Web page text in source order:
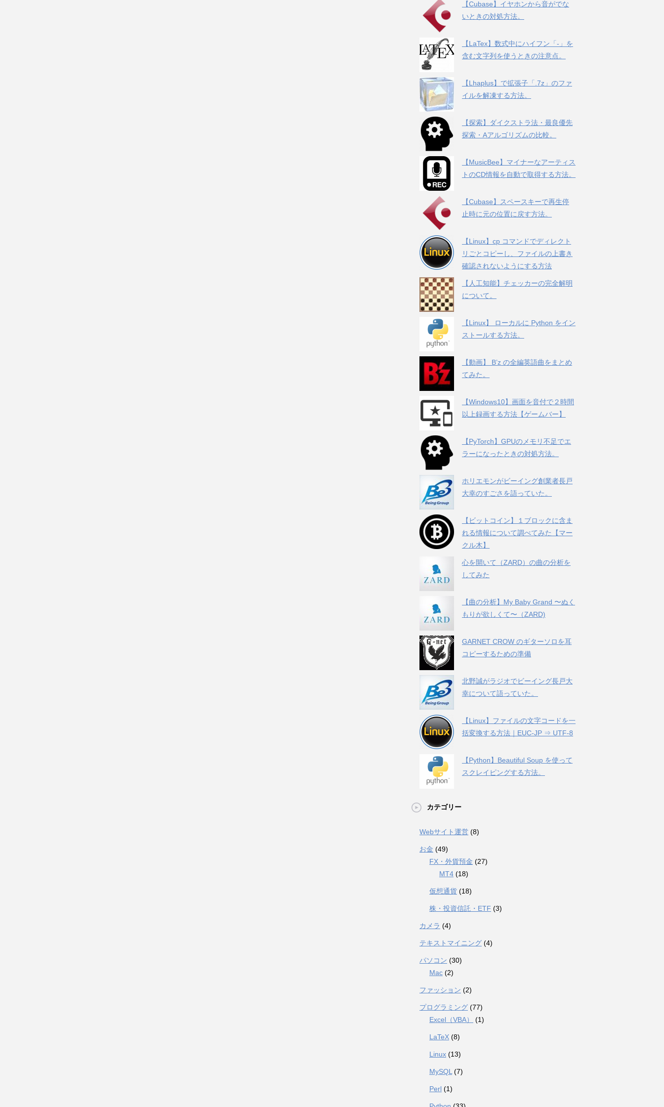
【Cubase】イヤホンから音がでな
いときの対処方法。
【LaTex】数式中にハイフン「-」を
含む文字列を使うときの注意点。
【Lhaplus】で拡張子「.7z」のファ
イルを解凍する方法。
【探索】ダイクストラ法・最良優先
探索・Aアルゴリズムの比較。
【MusicBee】マイナーなアーティス
トのCD情報を自動で取得する方法。
【Cubase】スペースキーで再生停
止時に元の位置に戻す方法。
【Linux】cp コマンドでディレクト
リごとコピーし、ファイルの上書き
確認されないようにする方法
【人工知能】チェッカーの完全解明
について。
【Linux】 ローカルに Python をイン
ストールする方法。
【動画】 B’z の全編英語曲をまとめ
てみた。
【Windows10】画面を音付で２時間
以上録画する方法【ゲームバー】
【PyTorch】GPUのメモリ不足でエ
ラーになったときの対処方法。
ホリエモンがビーイング創業者長戸
大幸のすごさを語っていた。
【ビットコイン】１ブロックに含ま
れる情報について調べてみた【マー
クル木】
心を開いて（ZARD）の曲の分析を
してみた
【曲の分析】My Baby Grand 〜ぬく
もりが欲しくて〜（ZARD)
GARNET CROW のギターソロを耳
コピーするための準備
北野誠がラジオでビーイング長戸大
幸について語っていた。
【Linux】ファイルの文字コードを一
括変換する方法｜EUC-JP ⇒ UTF-8
【Python】Beautiful Soup を使って
スクレイピングする方法。
カテゴリー
Webサイト運営 (8)
お金 (49)
FX・外貨預金 (27)
MT4 (18)
仮想通貨 (18)
株・投資信託・ETF (3)
カメラ (4)
テキストマイニング (4)
パソコン (30)
Mac (2)
ファッション (2)
プログラミング (77)
Excel（VBA）
(1)
LaTeX (8)
Linux (13)
MySQL (7)
Perl (1)